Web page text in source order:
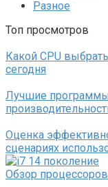
Разное
Топ просмотров
Какой CPU
сегодня
Лучшие
Оценка
сценариях
Обзор